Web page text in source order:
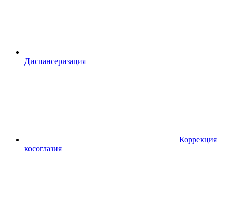
Диспансеризация
Коррекция
косоглазия